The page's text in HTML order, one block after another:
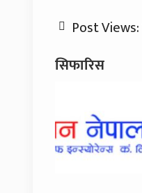
Post Views:
सिफारिस